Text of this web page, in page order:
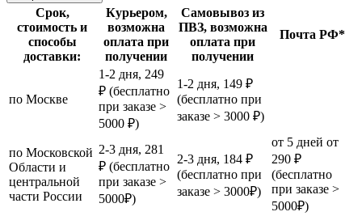
Срок,
стоимость и
способы
доставки:
Курьером,
возможна
оплата при
получении
Самовывоз из
ПВЗ, возможна
оплата при
получении
Почта РФ*
по Москве
1-2 дня, 249
₽ (бесплатно
при заказе >
5000 ₽)
1-2 дня, 149 ₽
(бесплатно при
заказе > 3000 ₽)
по Московской
Области и
центральной
части России
2-3 дня, 281
₽ (бесплатно
при заказе >
5000₽)
2-3 дня, 184 ₽
(бесплатно при
заказе > 3000₽)
от 5 дней от
290 ₽
(бесплатно
при заказе >
5000₽)